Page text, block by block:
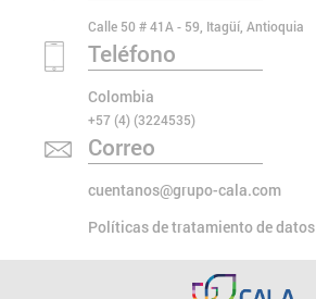
Calle 50 # 41A - 59, Itagüí, Antioquia
Teléfono
Colombia
+57 (4) (3224535)
Correo
cuentanos@grupo-cala.com
Políticas de tratamiento de datos